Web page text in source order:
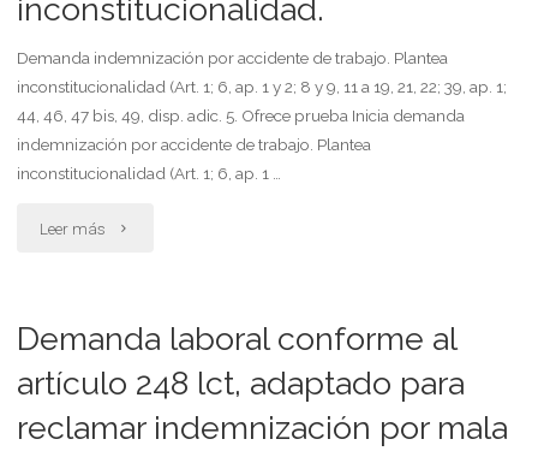
472
2014"
trabajo.
plantea
inconstitucionalidad"
inconstitucionalidad.
Demanda indemnización por accidente de trabajo. Plantea
inconstitucionalidad (Art. 1; 6, ap. 1 y 2; 8 y 9, 11 a 19, 21, 22; 39, ap. 1;
44, 46, 47 bis, 49, disp. adic. 5. Ofrece prueba Inicia demanda
indemnización por accidente de trabajo. Plantea
inconstitucionalidad (Art. 1; 6, ap. 1 …
Leer más "Demanda
accidente
de
Demanda laboral conforme al
artículo 248 lct, adaptado para
reclamar indemnización por mala